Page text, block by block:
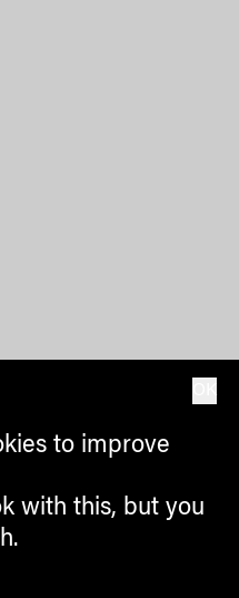
to improve
with this, but you